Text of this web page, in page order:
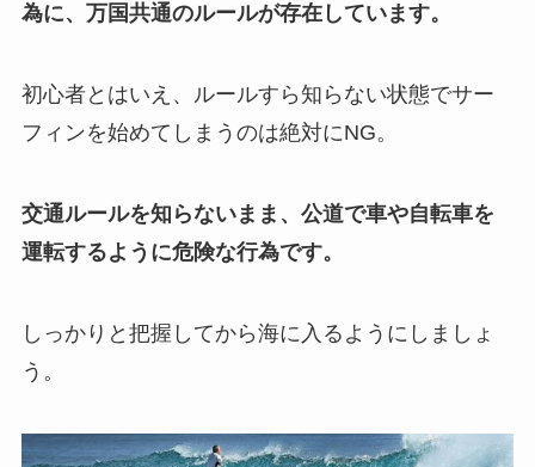
為に、万国共通のルールが存在しています。
初心者とはいえ、ルールすら知らない状態でサー
フィンを始めてしまうのは絶対にNG。
交通ルールを知らないまま、公道で車や自転車を
運転するように危険な行為です。
しっかりと把握してから海に入るようにしましょ
う。